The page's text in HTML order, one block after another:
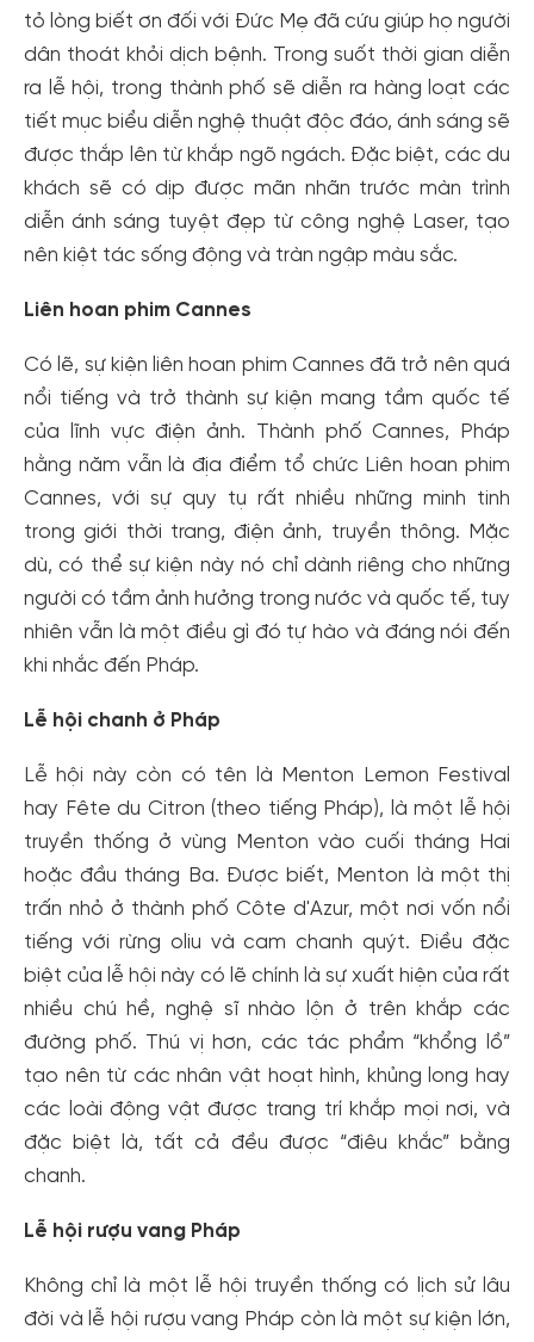
tỏ lòng biết ơn đối với Đức Mẹ đã cứu giúp họ người
dân thoát khỏi dịch bệnh. Trong suốt thời gian diễn
ra lễ hội, trong thành phố sẽ diễn ra hàng loạt các
tiết mục biểu diễn nghệ thuật độc đáo, ánh sáng sẽ
được thắp lên từ khắp ngõ ngách. Đặc biệt, các du
khách sẽ có dịp được mãn nhãn trước màn trình
diễn ánh sáng tuyệt đẹp từ công nghệ Laser, tạo
nên kiệt tác sống động và tràn ngập màu sắc.
Liên hoan phim Cannes
Có lẽ, sự kiện liên hoan phim Cannes đã trở nên quá
nổi tiếng và trở thành sự kiện mang tầm quốc tế
của lĩnh vực điện ảnh. Thành phố Cannes, Pháp
hằng năm vẫn là địa điểm tổ chức Liên hoan phim
Cannes, với sự quy tụ rất nhiều những minh tinh
trong giới thời trang, điện ảnh, truyền thông. Mặc
dù, có thể sự kiện này nó chỉ dành riêng cho những
người có tầm ảnh hưởng trong nước và quốc tế, tuy
nhiên vẫn là một điều gì đó tự hào và đáng nói đến
khi nhắc đến Pháp.
Lễ hội chanh ở Pháp
Lễ hội này còn có tên là Menton Lemon Festival
hay Fête du Citron (theo tiếng Pháp), là một lễ hội
truyền thống ở vùng Menton vào cuối tháng Hai
hoặc đầu tháng Ba. Được biết, Menton là một thị
trấn nhỏ ở thành phố Côte d'Azur, một nơi vốn nổi
tiếng với rừng oliu và cam chanh quýt. Điều đặc
biệt của lễ hội này có lẽ chính là sự xuất hiện của rất
nhiều chú hề, nghệ sĩ nhào lộn ở trên khắp các
đường phố. Thú vị hơn, các tác phẩm “khổng lồ”
tạo nên từ các nhân vật hoạt hình, khủng long hay
các loài động vật được trang trí khắp mọi nơi, và
đặc biệt là, tất cả đều được “điêu khắc” bằng
chanh.
Lễ hội rượu vang Pháp
Không chỉ là một lễ hội truyền thống có lịch sử lâu
đời và lễ hội rượu vang Pháp còn là một sự kiện lớn,